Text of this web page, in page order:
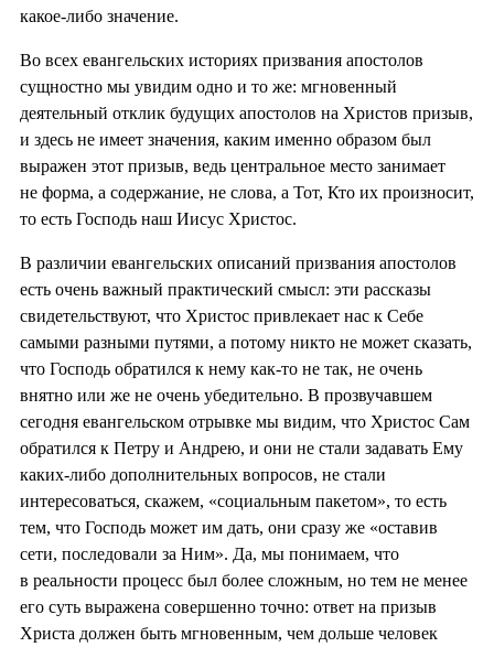
какое-либо значение.
Во всех евангельских историях призвания апостолов
сущностно мы увидим одно и то же: мгновенный
деятельный отклик будущих апостолов на Христов призыв,
и здесь не имеет значения, каким именно образом был
выражен этот призыв, ведь центральное место занимает
не форма, а содержание, не слова, а Тот, Кто их произносит,
то есть Господь наш Иисус Христос.
В различии евангельских описаний призвания апостолов
есть очень важный практический смысл: эти рассказы
свидетельствуют, что Христос привлекает нас к Себе
самыми разными путями, а потому никто не может сказать,
что Господь обратился к нему как-то не так, не очень
внятно или же не очень убедительно. В прозвучавшем
сегодня евангельском отрывке мы видим, что Христос Сам
обратился к Петру и Андрею, и они не стали задавать Ему
каких-либо дополнительных вопросов, не стали
интересоваться, скажем, «социальным пакетом», то есть
тем, что Господь может им дать, они сразу же «оставив
сети, последовали за Ним». Да, мы понимаем, что
в реальности процесс был более сложным, но тем не менее
его суть выражена совершенно точно: ответ на призыв
Христа должен быть мгновенным, чем дольше человек